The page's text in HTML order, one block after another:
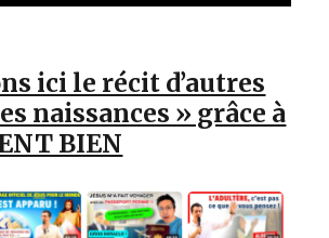
ici le récit d’autres
naissances » grâce à
BIEN